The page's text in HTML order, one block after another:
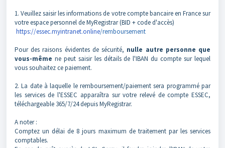
1. Veuillez saisir les informations de votre compte bancaire en France sur
votre espace personnel de MyRegistrar (BID + code d'accès)
https://essec.myintranet.online/remboursement
Pour des raisons évidentes de sécurité, nulle autre personne que
vous-même ne peut saisir les détails de l'IBAN du compte sur lequel
vous souhaitez ce paiement.
2. La date à laquelle le remboursement/paiement sera programmé par
les services de l'ESSEC apparaîtra sur votre relevé de compte ESSEC,
téléchargeable 365/7/24 depuis MyRegistrar.
A noter :
Comptez un délai de 8 jours maximum de traitement par les services
comptables.